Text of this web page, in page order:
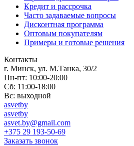
Кредит и рассрочка
Часто задаваемые вопросы
Дисконтная программа
Оптовым покупателям
Примеры и готовые решения
Контакты
г. Минск, ул. М.Танка, 30/2
Пн-пт: 10:00-20:00
Сб: 11:00-18:00
Вс: выходной
asvetby
asvetby
asvet.by@gmail.com
+375 29 193-50-69
Заказать звонок